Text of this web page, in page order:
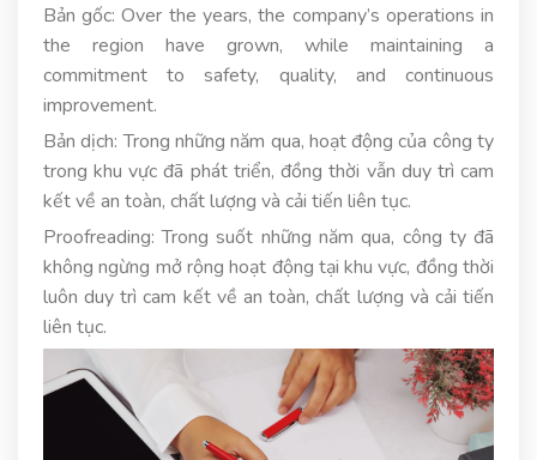
Bản gốc: Over the years, the company’s operations in
the region have grown, while maintaining a
commitment to safety, quality, and continuous
improvement.
Bản dịch: Trong những năm qua, hoạt động của công ty
trong khu vực đã phát triển, đồng thời vẫn duy trì cam
kết về an toàn, chất lượng và cải tiến liên tục.
Proofreading: Trong suốt những năm qua, công ty đã
không ngừng mở rộng hoạt động tại khu vực, đồng thời
luôn duy trì cam kết về an toàn, chất lượng và cải tiến
liên tục.